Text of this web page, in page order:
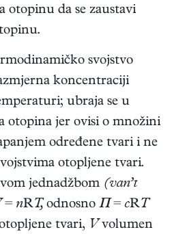
da se zaustavi
svojstvo
koncentraciji
ubraja se u
otopina jer ovisi o množini
određene tvari i ne
otopljene tvari.
jednadžbom (van’t
= nRT,odnosno Π = cRT
tvari, V volumen